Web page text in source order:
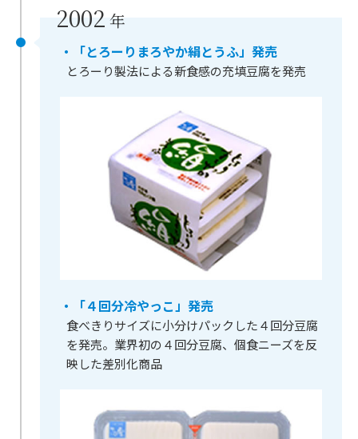
2002 年
・「とろーりまろやか絹とうふ」発売
とろーり製法による新食感の充填豆腐を発売
・「４回分冷やっこ」発売
食べきりサイズに小分けパックした４回分豆腐
を発売。業界初の４回分豆腐、個食ニーズを反
映した差別化商品